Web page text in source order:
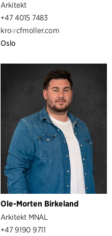
Arkitekt
+47 4015 7483
kro
cfmoller.com
Oslo
Ole-Morten Birkeland
Arkitekt MNAL
+47 9190 9711